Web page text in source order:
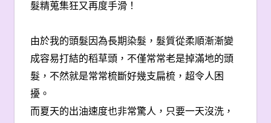
髮精蒐集狂又再度手滑！
由於我的頭髮因為長期染髮，髮質從柔順漸漸變
成容易打結的稻草頭，不僅常常老是掉滿地的頭
髮，不然就是常常梳斷好幾支扁梳，超令人困
擾。
而夏天的出油速度也非常驚人，只要一天沒洗，